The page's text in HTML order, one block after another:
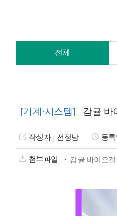
전체
[기계·시스템] 감귤 바
작성자 전정남 등록
첨부파일 감귤 바이오